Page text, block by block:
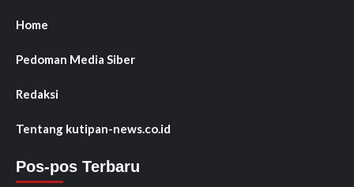
Home
Pedoman Media Siber
Redaksi
Tentang kutipan-news.co.id
Pos-pos Terbaru